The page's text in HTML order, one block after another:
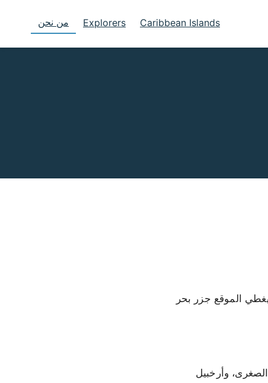
Caribbean Islands
Explorers من نحن
الموقع جزر بحر
وأرخبيل